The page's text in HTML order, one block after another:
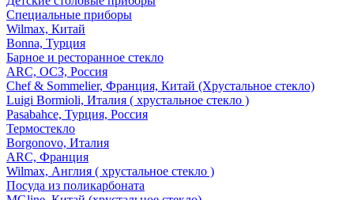
Специальные приборы
Wilmax, Китай
Bonna, Турция
Барное и ресторанное стекло
ARC, ОСЗ, Россия
Chef & Sommelier, Франция, Китай (Хрустальное стекло)
Luigi Bormioli, Италия ( хрустальное стекло )
Pasabahce, Турция, Россия
Термостекло
Borgonovo, Италия
ARC, Франция
Wilmax, Англия ( хрустальное стекло )
Посуда из поликарбоната